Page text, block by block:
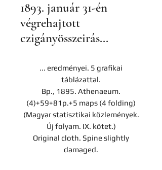
1893. január 31-én
végrehajtott
czigányösszeirás...
... eredményei. 5 grafikai
táblázattal.
Bp., 1895. Athenaeum.
(4)+59+81p.+5 maps (4 folding)
(Magyar statisztikai közlemények.
Új folyam. IX. kötet.)
Original cloth. Spine slightly
damaged.